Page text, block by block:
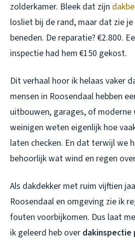
zolderkamer. Bleek dat zijn
losliet bij de rand, maar dat zie
beneden. De reparatie? €2.800.
inspectie had hem €150 gekost.
Dit verhaal hoor ik helaas vaker
mensen in Roosendaal hebben
uitbouwen, garages, of moderne
weinigen weten eigenlijk hoe
laten checken. En dat terwijl we
behoorlijk wat wind en regen
Als dakdekker met ruim vijftien
Roosendaal en omgeving zie ik
fouten voorbijkomen. Dus laat
ik geleerd heb over dakinspectie